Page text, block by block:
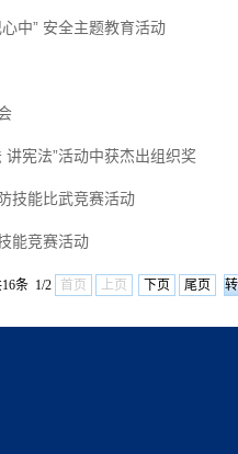
中” 安全主题教育活动
讲宪法”活动中获杰出组织奖
技能比武竞赛活动
能竞赛活动
条 1/2 首页 上页 下页 尾页